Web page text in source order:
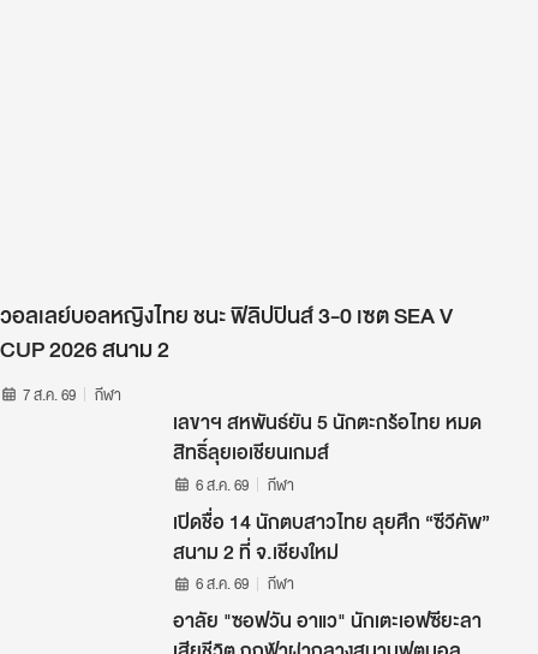
วอลเลย์บอลหญิงไทย ชนะ ฟิลิปปินส์ 3-0 เซต SEA V
CUP 2026 สนาม 2
7 ส.ค. 69 กีฬา
เลขาฯ สหพันธ์ยัน 5 นักตะกร้อไทย หมด
สิทธิ์ลุยเอเชียนเกมส์
6 ส.ค. 69 กีฬา
เปิดชื่อ 14 นักตบสาวไทย ลุยศึก “ซีวีคัพ”
สนาม 2 ที่ จ.เชียงใหม่
6 ส.ค. 69 กีฬา
อาลัย "ซอฟวัน อาแว" นักเตะเอฟซียะลา